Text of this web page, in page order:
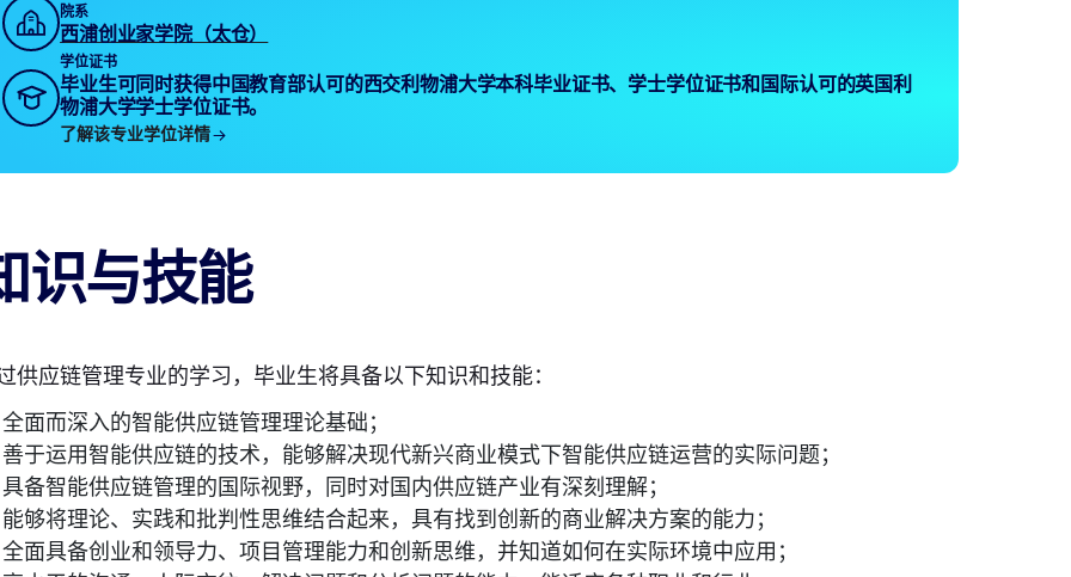
院系
西浦创业家学院（太仓）
学位证书
毕业生可同时获得中国教育部认可的西交利物浦大学本科毕业证书、学士学位证书和国际认可的英国利
物浦大学学士学位证书。
了解该专业学位详情
识与技能
供应链管理专业的学习，毕业生将具备以下知识和技能：
全面而深入的智能供应链管理理论基础；
善于运用智能供应链的技术，能够解决现代新兴商业模式下智能供应链运营的实际问题；
具备智能供应链管理的国际视野，同时对国内供应链产业有深刻理解；
能够将理论、实践和批判性思维结合起来，具有找到创新的商业解决方案的能力；
全面具备创业和领导力、项目管理能力和创新思维，并知道如何在实际环境中应用；